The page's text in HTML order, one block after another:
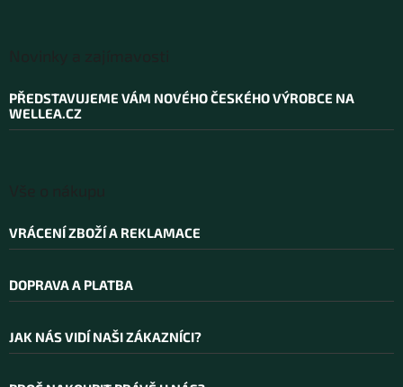
PŘEDSTAVUJEME VÁM NOVÉHO ČESKÉHO VÝROBCE NA
WELLEA.CZ
VRÁCENÍ ZBOŽÍ A REKLAMACE
DOPRAVA A PLATBA
JAK NÁS VIDÍ NAŠI ZÁKAZNÍCI?